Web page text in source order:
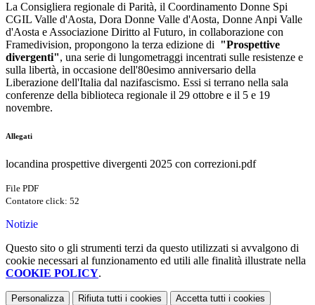
La Consigliera regionale di Parità, il Coordinamento Donne Spi
CGIL Valle d'Aosta, Dora Donne Valle d'Aosta, Donne Anpi Valle
d'Aosta e Associazione Diritto al Futuro, in collaborazione con
Framedivision, propongono la terza edizione di "Prospettive
divergenti", una serie di lungometraggi incentrati sulle resistenze e
sulla libertà, in occasione dell'80esimo anniversario della
Liberazione dell'Italia dal nazifascismo. Essi si terrano nella sala
conferenze della biblioteca regionale il 29 ottobre e il 5 e 19
novembre.
Allegati
locandina prospettive divergenti 2025 con correzioni.pdf
File PDF
Contatore click: 52
Notizie
Questo sito o gli strumenti terzi da questo utilizzati si avvalgono di
cookie necessari al funzionamento ed utili alle finalità illustrate nella
COOKIE POLICY.
Personalizza Rifiuta tutti i cookies Accetta tutti i cookies